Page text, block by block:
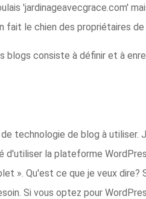
'jardinageavecgrace.com'
le chien des propriétaires de
blogs consiste à définir et à
technologie de blog à utiliser.
d'utiliser la plateforme
». Qu'est ce que je veux
Si vous optez pour